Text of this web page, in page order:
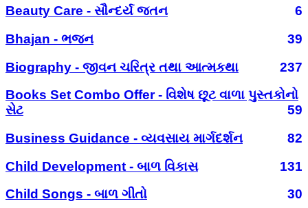
Beauty Care - સૌન્દર્ય જતન
6
Bhajan - ભજન
39
Biography - જીવન ચરિત્ર તથા આત્મકથા
237
Books Set Combo Offer - વિશેષ છૂટ વાળા પુસ્તકોનો
સેટ
59
Business Guidance - વ્યવસાય માર્ગદર્શન
82
Child Development - બાળ વિકાસ
131
Child Songs - બાળ ગીતો
30